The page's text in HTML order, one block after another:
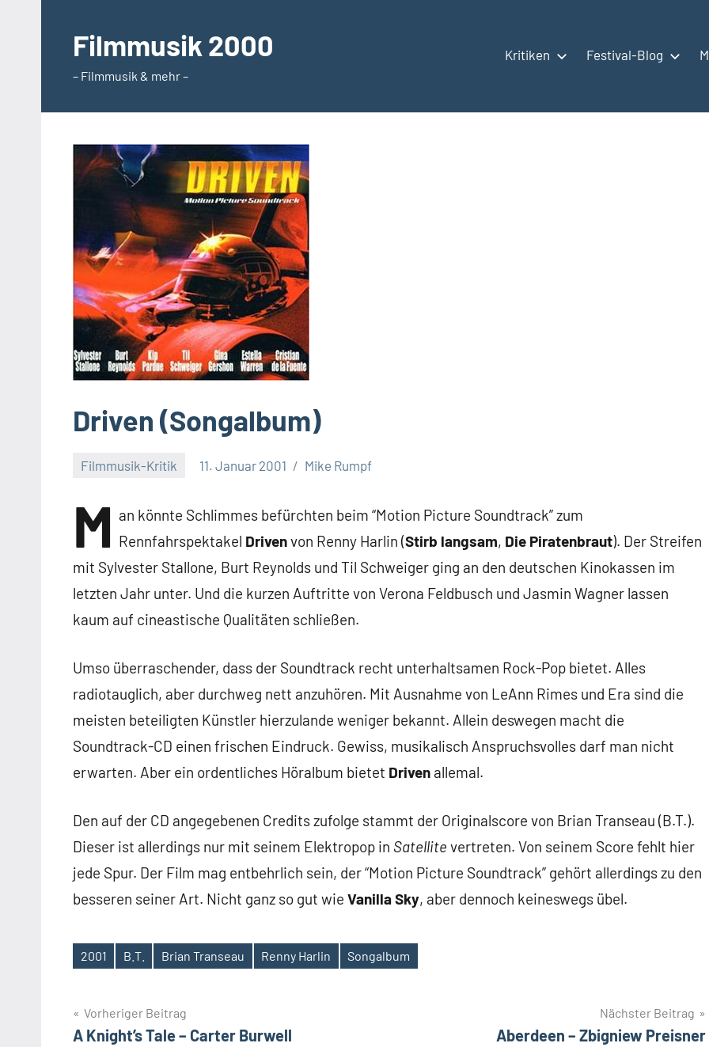
springenFilmmusik 2000
– Filmmusik & mehr –
Kritiken Festival-Blog
Driven (Songalbum)
Filmmusik-Kritik 11. Januar 2001 Mike Rumpf
M an könnte Schlimmes befürchten beim “Motion Picture Soundtrack” zum
Rennfahrspektakel Drivenvon Renny Harlin (Stirb langsam, Die Piratenbraut). Der Streifen
mit Sylvester Stallone, Burt Reynolds und Til Schweiger ging an den deutschen Kinokassen im
letzten Jahr unter. Und die kurzen Auftritte von Verona Feldbusch und Jasmin Wagner lassen
kaum auf cineastische Qualitäten schließen.
Umso überraschender, dass der Soundtrack recht unterhaltsamen Rock-Pop bietet. Alles
radiotauglich, aber durchweg nett anzuhören. Mit Ausnahme von LeAnn Rimes und Era sind die
meisten beteiligten Künstler hierzulande weniger bekannt. Allein deswegen macht die
Soundtrack-CD einen frischen Eindruck. Gewiss, musikalisch Anspruchsvolles darf man nicht
erwarten. Aber ein ordentliches Höralbum bietet Driven allemal.
Den auf der CD angegebenen Credits zufolge stammt der Originalscore von Brian Transeau (B.T.).
Dieser ist allerdings nur mit seinem Elektropop in Satellite vertreten. Von seinem Score fehlt hier
jede Spur. Der Film mag entbehrlich sein, der “Motion Picture Soundtrack” gehört allerdings zu den
besseren seiner Art. Nicht ganz so gut wie Vanilla Sky, aber dennoch keineswegs übel.
Schlagwörter
2001 B.T. Brian Transeau Renny Harlin Songalbum
Beitragsnavigation
Vorheriger Beitrag
A Knight’s Tale – Carter Burwell
Nächster Beitrag
Aberdeen – Zbigniew Preisner